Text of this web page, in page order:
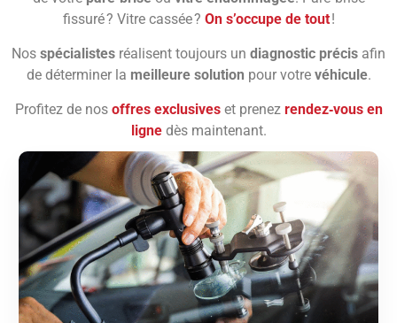
fissuré ? Vitre cassée ? On s’occupe de tout!
Nos spécialistes réalisent toujours un diagnostic précis afin
de déterminer la meilleure solution pour votre véhicule.
Profitez de nos offres exclusiveset prenez rendez‑vous en
lignedès maintenant.